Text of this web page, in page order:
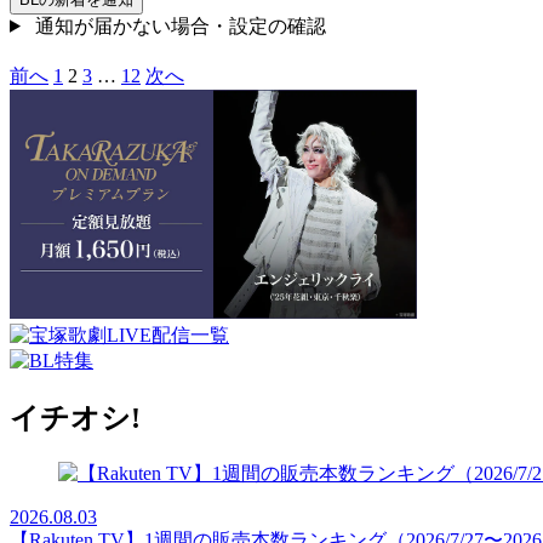
通知が届かない場合・設定の確認
前へ 1 2 3 … 12 次へ
イチオシ!
2026.08.03